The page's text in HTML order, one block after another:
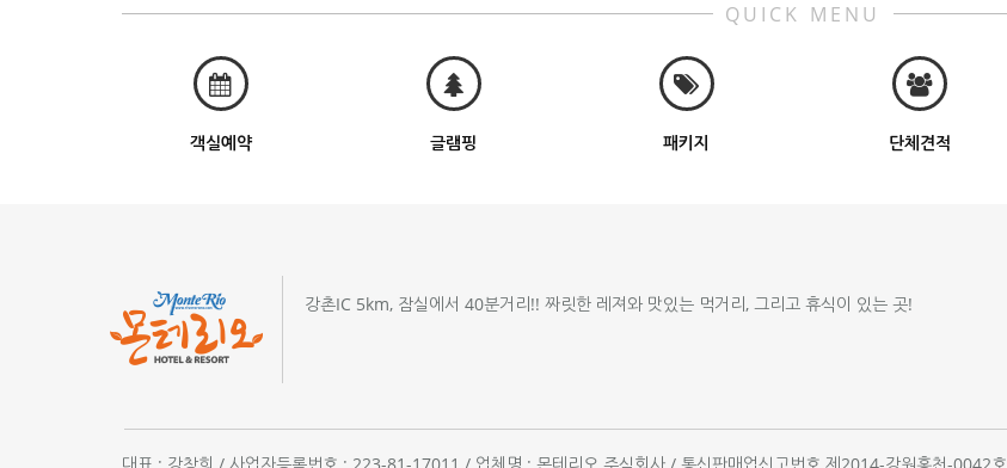
QUICK MENU
객실예약 글램핑 패키지 단체견적
강촌IC 5km, 잠실에서 40분거리!! 짜릿한 레져와 맛있는 먹거리, 그리고 휴식이 있는 곳!